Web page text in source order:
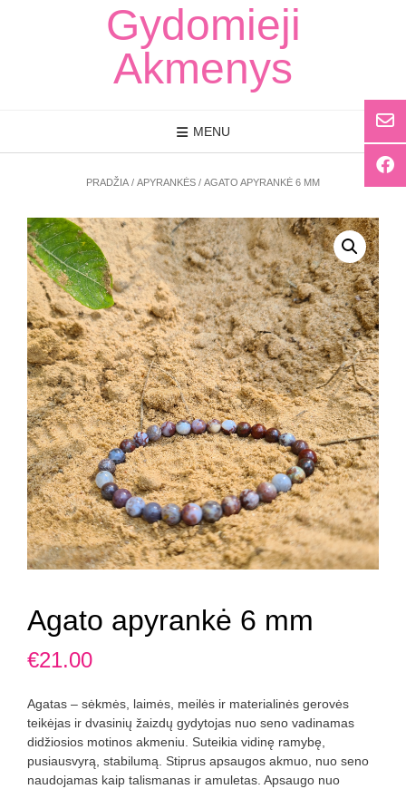
Gydomieji
Akmenys
MENU
PRADŽIA / APYRANKĖS / AGATO APYRANKĖ 6 MM
Agato apyrankė 6 mm
€21.00
Agatas – sėkmės, laimės, meilės ir materialinės gerovės
teikėjas ir dvasinių žaizdų gydytojas nuo seno vadinamas
didžiosios motinos akmeniu. Suteikia vidinę ramybę,
pusiausvyrą, stabilumą. Stiprus apsaugos akmuo, nuo seno
naudojamas kaip talismanas ir amuletas. Apsaugo nuo